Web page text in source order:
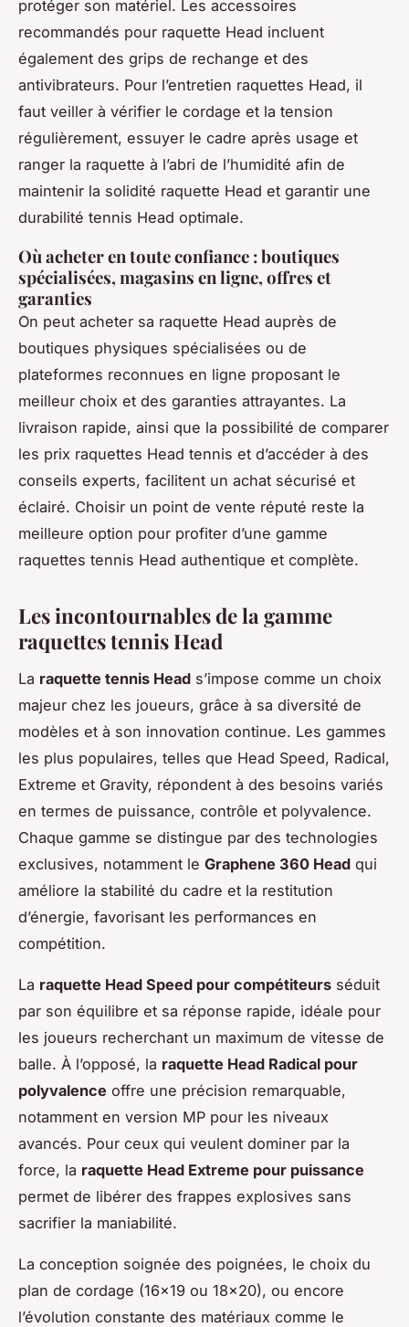
protéger son matériel. Les accessoires
recommandés pour raquette Head incluent
également des grips de rechange et des
antivibrateurs. Pour l’entretien raquettes Head, il
faut veiller à vérifier le cordage et la tension
régulièrement, essuyer le cadre après usage et
ranger la raquette à l’abri de l’humidité afin de
maintenir la solidité raquette Head et garantir une
durabilité tennis Head optimale.
Où acheter en toute confiance : boutiques
spécialisées, magasins en ligne, offres et
garanties
On peut acheter sa raquette Head auprès de
boutiques physiques spécialisées ou de
plateformes reconnues en ligne proposant le
meilleur choix et des garanties attrayantes. La
livraison rapide, ainsi que la possibilité de comparer
les prix raquettes Head tennis et d’accéder à des
conseils experts, facilitent un achat sécurisé et
éclairé. Choisir un point de vente réputé reste la
meilleure option pour profiter d’une gamme
raquettes tennis Head authentique et complète.
Les incontournables de la gamme
raquettes tennis Head
La raquette tennis Head s’impose comme un choix
majeur chez les joueurs, grâce à sa diversité de
modèles et à son innovation continue. Les gammes
les plus populaires, telles que Head Speed, Radical,
Extreme et Gravity, répondent à des besoins variés
en termes de puissance, contrôle et polyvalence.
Chaque gamme se distingue par des technologies
exclusives, notamment le Graphene 360 Head qui
améliore la stabilité du cadre et la restitution
d’énergie, favorisant les performances en
compétition.
La raquette Head Speed pour compétiteurs séduit
par son équilibre et sa réponse rapide, idéale pour
les joueurs recherchant un maximum de vitesse de
balle. À l’opposé, la raquette Head Radical pour
polyvalence offre une précision remarquable,
notamment en version MP pour les niveaux
avancés. Pour ceux qui veulent dominer par la
force, la raquette Head Extreme pour puissance
permet de libérer des frappes explosives sans
sacrifier la maniabilité.
La conception soignée des poignées, le choix du
plan de cordage (16x19 ou 18x20), ou encore
l’évolution constante des matériaux comme le